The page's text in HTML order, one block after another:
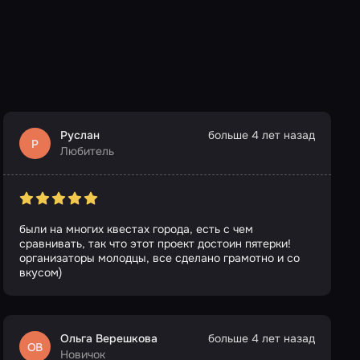
Р
Руслан
Любитель
больше 4 лет назад
были на многих квестах города, есть с чем
сравнивать, так что этот проект достоин пятерки!
организаторы молодцы, все сделано грамотно и со
вкусом)
ОВ
Ольга Верешкова
Новичок
больше 4 лет назад